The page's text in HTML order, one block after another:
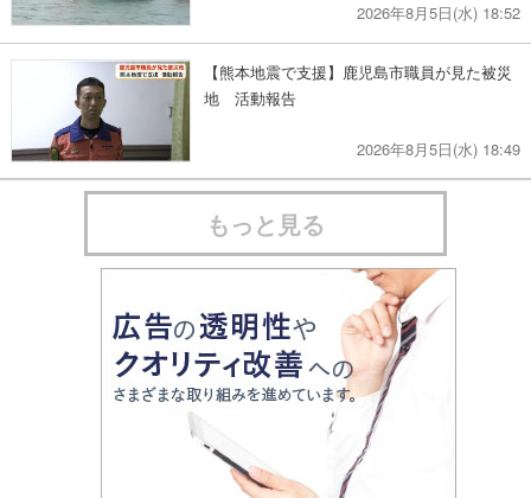
2026年8月5日(水) 18:52
【熊本地震で支援】鹿児島市職員が見た被災
地 活動報告
2026年8月5日(水) 18:49
もっと見る